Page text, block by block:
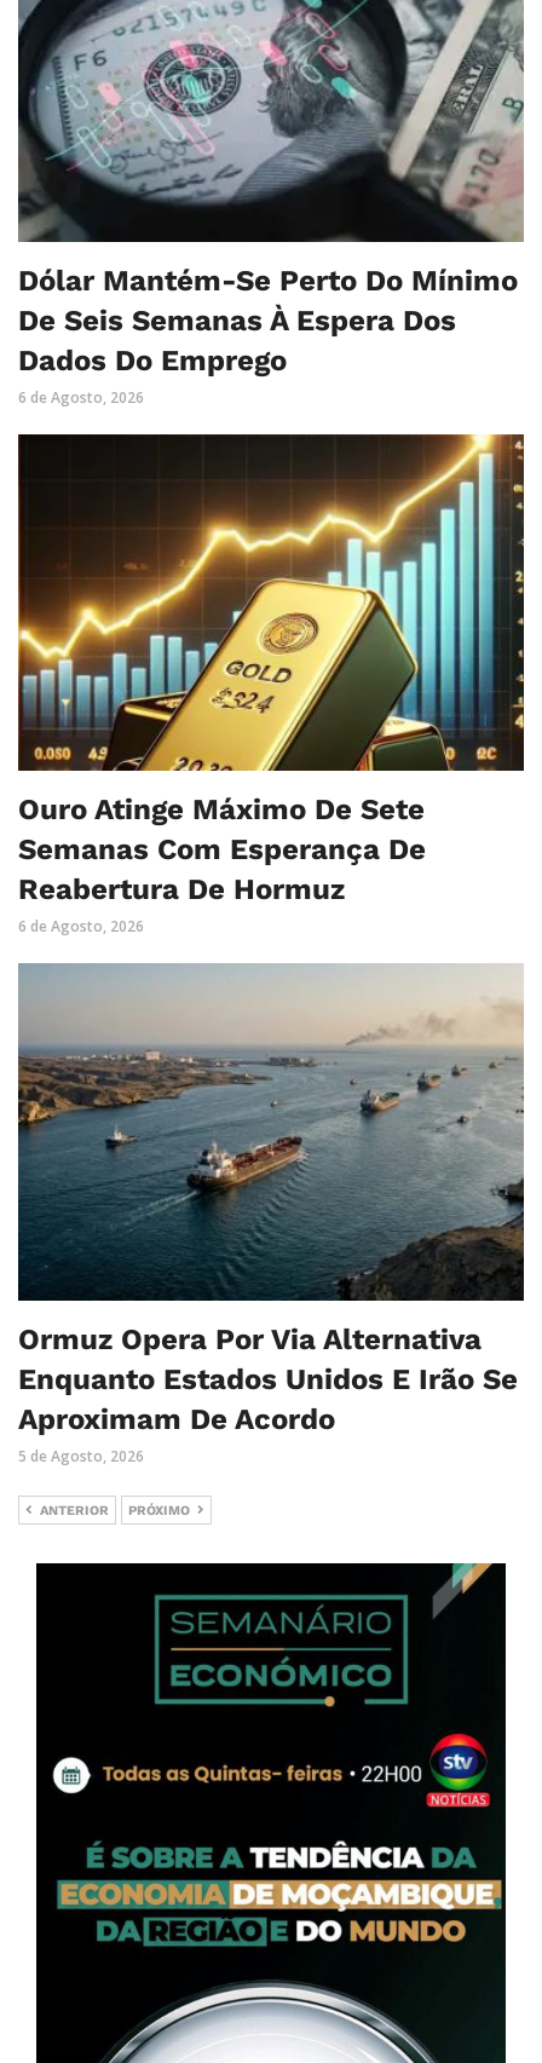
Dólar Mantém-Se Perto Do Mínimo
De Seis Semanas À Espera Dos
Dados Do Emprego
6 de Agosto, 2026
Ouro Atinge Máximo De Sete
Semanas Com Esperança De
Reabertura De Hormuz
6 de Agosto, 2026
Ormuz Opera Por Via Alternativa
Enquanto Estados Unidos E Irão Se
Aproximam De Acordo
5 de Agosto, 2026
ANTERIOR PRÓXIMO